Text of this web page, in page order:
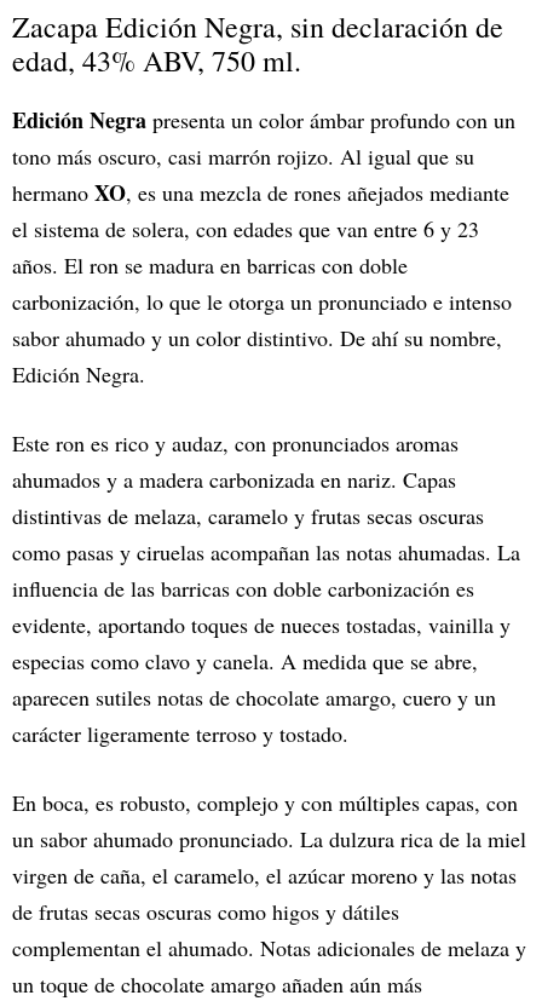
Zacapa Edición Negra, sin declaración de
edad, 43% ABV, 750 ml.
Edición Negra presenta un color ámbar profundo con un
tono más oscuro, casi marrón rojizo. Al igual que su
hermano XO, es una mezcla de rones añejados mediante
el sistema de solera, con edades que van entre 6 y 23
años. El ron se madura en barricas con doble
carbonización, lo que le otorga un pronunciado e intenso
sabor ahumado y un color distintivo. De ahí su nombre,
Edición Negra.
Este ron es rico y audaz, con pronunciados aromas
ahumados y a madera carbonizada en nariz. Capas
distintivas de melaza, caramelo y frutas secas oscuras
como pasas y ciruelas acompañan las notas ahumadas. La
influencia de las barricas con doble carbonización es
evidente, aportando toques de nueces tostadas, vainilla y
especias como clavo y canela. A medida que se abre,
aparecen sutiles notas de chocolate amargo, cuero y un
carácter ligeramente terroso y tostado.
En boca, es robusto, complejo y con múltiples capas, con
un sabor ahumado pronunciado. La dulzura rica de la miel
virgen de caña, el caramelo, el azúcar moreno y las notas
de frutas secas oscuras como higos y dátiles
complementan el ahumado. Notas adicionales de melaza y
un toque de chocolate amargo añaden aún más